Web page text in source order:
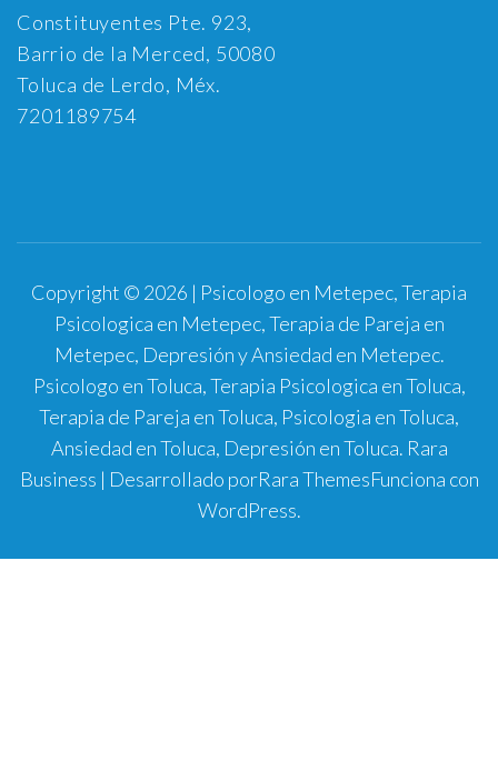
Constituyentes Pte. 923,
Barrio de la Merced, 50080
Toluca de Lerdo, Méx.
7201189754
Copyright © 2026 | Psicologo en Metepec, Terapia
Psicologica en Metepec, Terapia de Pareja en
Metepec, Depresión y Ansiedad en Metepec.
Psicologo en Toluca, Terapia Psicologica en Toluca,
Terapia de Pareja en Toluca, Psicologia en Toluca,
Ansiedad en Toluca, Depresión en Toluca. Rara
Business | Desarrollado porRara ThemesFunciona con
WordPress.